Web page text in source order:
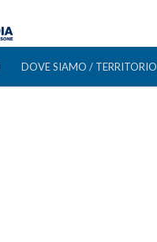
DOVE SIAMO / TERRITORIO